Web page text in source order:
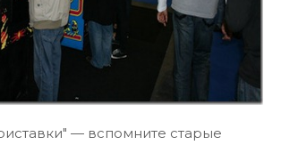
— вспомните старые